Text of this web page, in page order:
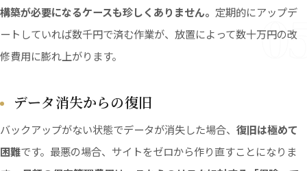
構築が必要になるケースも珍しくありません。 定期的にアップデ
ートしていれば数千円で済む作業が、放置によって数十万円の改
修費用に膨れ上がります。
データ消失からの復旧
バックアップがない状態でデータが消失した場合、 復旧は極めて
困難です。最悪の場合、サイトをゼロから作り直すことになりま